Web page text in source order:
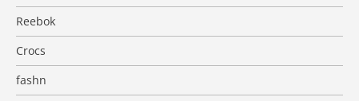
Reebok
Crocs
fashn